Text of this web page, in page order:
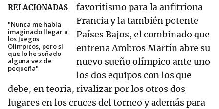
RELACIONADAS
"Nunca me había
imaginado llegar a
los Juegos
Olímpicos, pero sí
que lo he soñado
alguna vez de
pequeña"
favoritismo para la anfitriona
Francia y la también potente
Países Bajos, el combinado que
entrena Ambros Martín abre su
nuevo sueño olímpico ante uno
los dos equipos con los que
debe, en teoría, rivalizar por los otros dos
lugares en los cruces del torneo y además para